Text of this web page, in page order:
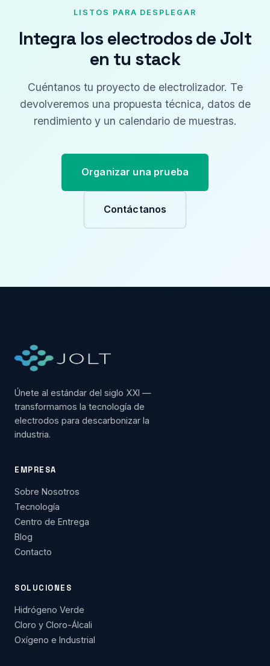
LISTOS PARA DESPLEGAR
Integra los electrodos de Jolt
en tu stack
Cuéntanos tu proyecto de electrolizador. Te
devolveremos una propuesta técnica, datos de
rendimiento y un calendario de muestras.
Organizar una prueba
Contáctanos
Únete al estándar del siglo XXI —
transformamos la tecnología de
electrodos para descarbonizar la
industria.
EMPRESA
Sobre Nosotros
Tecnología
Centro de Entrega
Blog
Contacto
SOLUCIONES
Hidrógeno Verde
Cloro y Cloro-Álcali
Oxígeno e Industrial